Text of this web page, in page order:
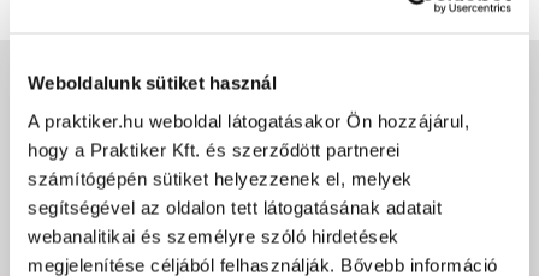
Weboldalunk sütiket használ
A praktiker.hu weboldal látogatásakor Ön hozzájárul,
hogy a Praktiker Kft. és szerződött partnerei
számítógépén sütiket helyezzenek el, melyek
segítségével az oldalon tett látogatásának adatait
webanalitikai és személyre szóló hirdetések
megjelenítése céljából felhasználják. Bővebb információ
Jótállás, szavatosság
Csomagolási és súly információk
Dokumentumok, felelős személy